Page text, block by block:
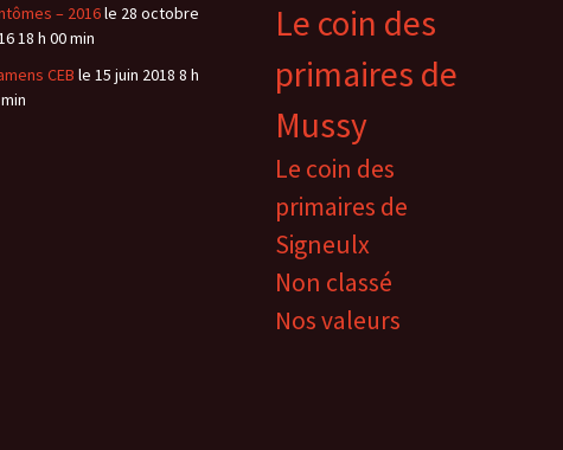
Le coin des
primaires de
Mussy
Le coin des
primaires de
Signeulx
Non classé
Nos valeurs
– 2016le 28 octobre
18 h 00 min
CEB le 15 juin 2018 8 h